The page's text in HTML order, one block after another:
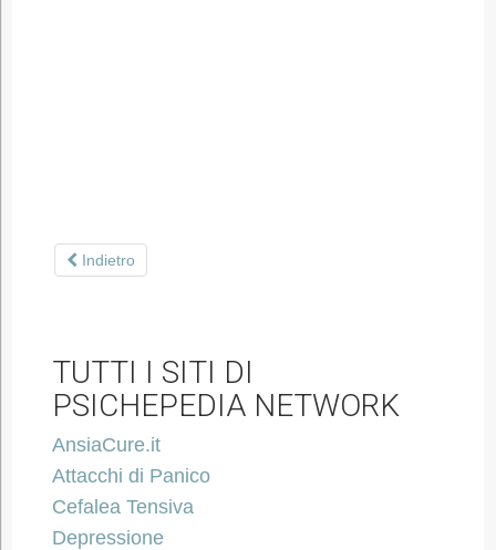
Indietro
TUTTI I SITI DI
PSICHEPEDIA NETWORK
AnsiaCure.it
Attacchi di Panico
Cefalea Tensiva
Depressione